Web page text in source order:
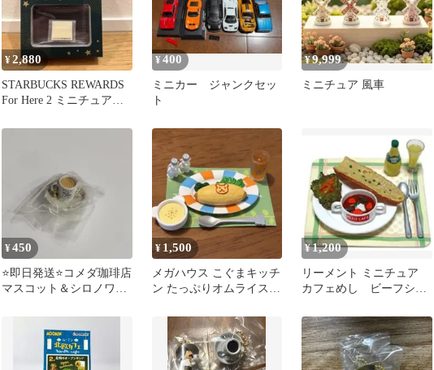
¥2,880
STARBUCKS REWARDS
For Here 2 ミニチュアコ
¥400
ミニカー ジャンクセッ
ト
¥9,999
ミニチュア 風車
¥450
⭐️即日発送⭐️コメダ珈琲店
マスコット＆シロノワー
ェオーレ
¥ 1,500
メガハウス こぐまキッチ
ン たっぷりオムライスセ
¥1,200
リーメント ミニチュア
カフェめし ビーフシチ
ト